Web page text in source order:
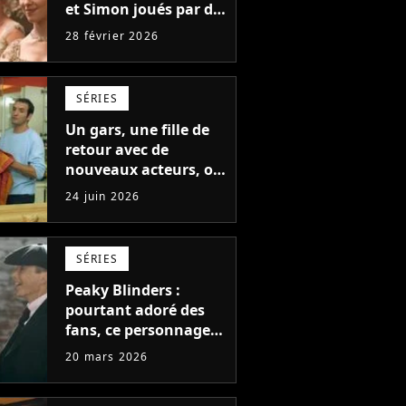
et Simon joués par de
nouveaux acteurs
Phoebe Dynevor et
Regé-Jean Page dans
la saison 5 ?
28 février 2026
SÉRIES
Un gars, une fille de
retour avec de
nouveaux acteurs, on
sait qui remplacera
Jean Dujardin dans la
nouvelle série
24 juin 2026
SÉRIES
Peaky Blinders :
pourtant adoré des
fans, ce personnage
est sacrifié dans le
donne son avis sur sa
20 mars 2026